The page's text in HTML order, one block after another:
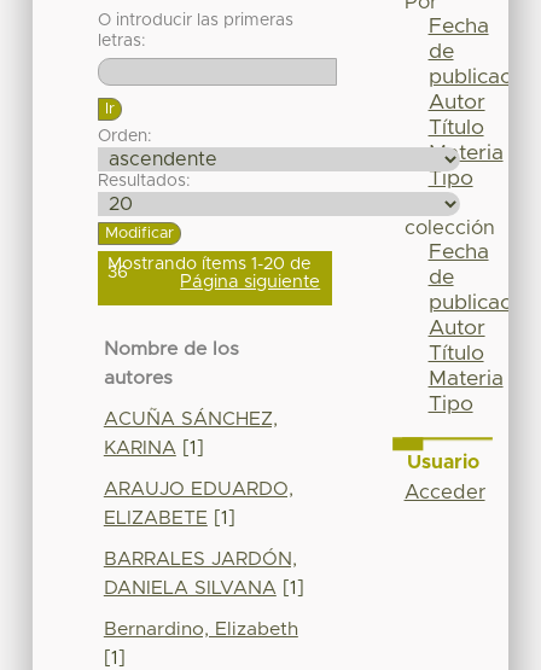
O introducir las primeras
letras:
Orden:
Resultados:
Mostrando ítems 1-20 de
36 Página siguiente
Nombre de los
autores
ACUÑA SÁNCHEZ,
KARINA [1]
ARAUJO EDUARDO,
ELIZABETE [1]
BARRALES JARDÓN,
DANIELA SILVANA [1]
Bernardino, Elizabeth
[1]
Fecha
de
publicación
Autor
Título
Materia
Tipo
colección
Fecha
de
publicación
Autor
Título
Materia
Tipo
Usuario
Acceder